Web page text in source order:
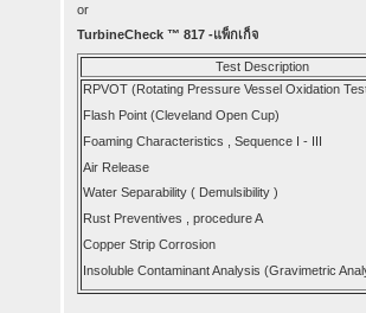
or
TurbineCheck ™ 817 -แพ็กเก็จ
Test Description
RPVOT (Rotating Pressure Vessel Oxidation
Flash Point (Cleveland Open Cup)
Foaming Characteristics , Sequence I - III
Air Release
Water Separability ( Demulsibility )
Rust Preventives , procedure A
Copper Strip Corrosion
Insoluble Contaminant Analysis (Gravimetric